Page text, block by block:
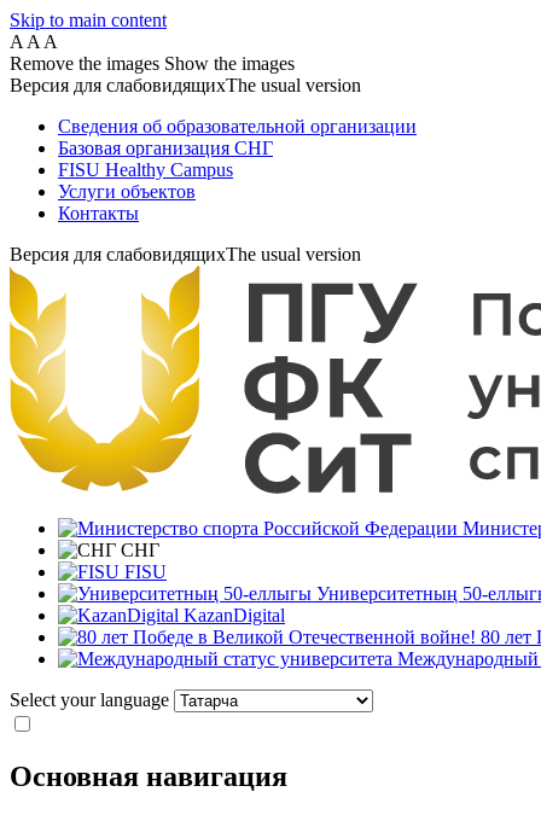
Skip to main content
A A A
Remove the images Show the images
Версия для слабовидящихThe usual version
Сведения об образовательной организации
Базовая организация СНГ
FISU Healthy Campus
Услуги объектов
Контакты
Версия для слабовидящихThe usual version
СНГ
FISU
Университетның 50-
KazanDigital
80 лет
Международный
Select your language
Основная навигация